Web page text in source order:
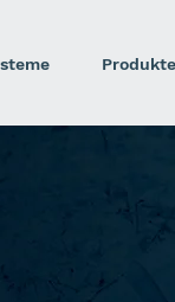
Produkte